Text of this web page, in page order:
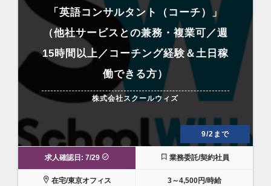
「英語コンサルタント（コーチ）」
（他社サービスとの兼務・複業可／週
15時間以上／コーチング経験＆土日稼
働できる方）
株式会社スクールウィズ
9/2まで
求人確認日: 7/29 業務委託/契約社員
在宅/東京オフィス 3～4,500円/時給